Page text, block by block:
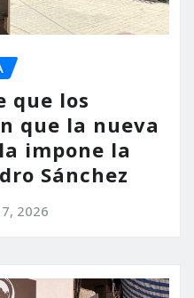
que los
que la nueva
impone la
Sánchez
2026